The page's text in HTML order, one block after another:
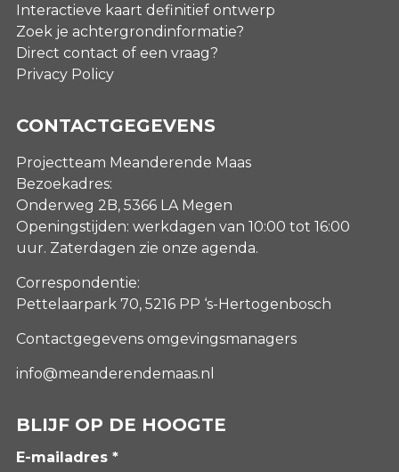
Interactieve kaart definitief ontwerp
Zoek je achtergrondinformatie?
Direct contact of een vraag?
Privacy Policy
CONTACTGEGEVENS
Projectteam Meanderende Maas
Bezoekadres:
Onderweg 2B, 5366 LA Megen
Openingstijden: werkdagen van 10:00 tot 16:00
uur. Zaterdagen zie onze agenda.
Correspondentie:
Pettelaarpark 70, 5216 PP ‘s-Hertogenbosch
Contactgegevens omgevingsmanagers
info@meanderendemaas.nl
BLIJF OP DE HOOGTE
E-mailadres *